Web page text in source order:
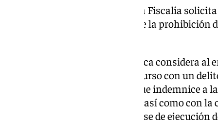
Según el escrito de acusación, la Fiscalía
once años de prisión, además de la
Por todo ello, la acusación pública considera al
falsificación de billetes en concurso con un
responsabilidad civil, solicita que indemnice a
por los daños morales sufridos, así como con
juicio oral o, en su defecto, en fase de